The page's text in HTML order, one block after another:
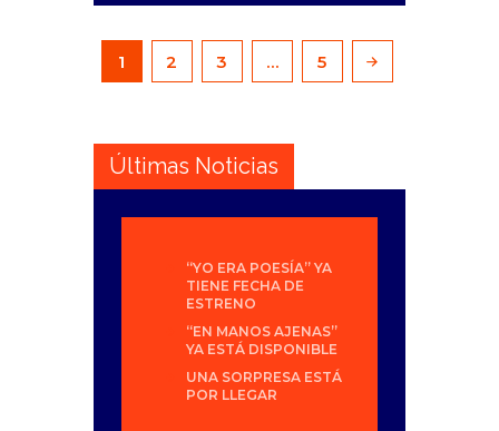
Paginación
de
PAGE
1 PAGE
2 PAGE
3 … PAGE
5
Últimas Noticias
“YO ERA POESÍA” YA
TIENE FECHA DE
ESTRENO
“EN MANOS AJENAS”
YA ESTÁ DISPONIBLE
UNA SORPRESA ESTÁ
POR LLEGAR